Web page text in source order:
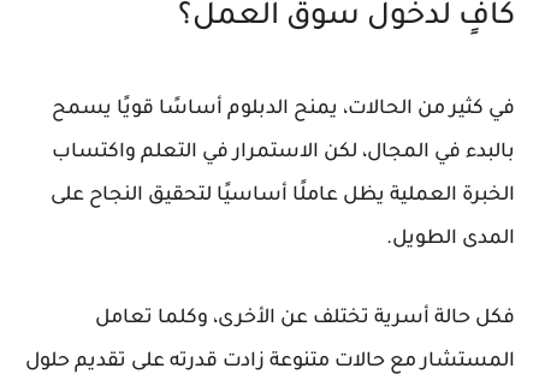
كافٍ لدخول سوق العمل؟
في كثير من الحالات، يمنح الدبلوم أساسًا قويًا يسمح
بالبدء في المجال، لكن الاستمرار في التعلم واكتساب
الخبرة العملية يظل عاملًا أساسيًا لتحقيق النجاح على
المدى الطويل.
فكل حالة أسرية تختلف عن الأخرى، وكلما تعامل
المستشار مع حالات متنوعة زادت قدرته على تقديم حلول